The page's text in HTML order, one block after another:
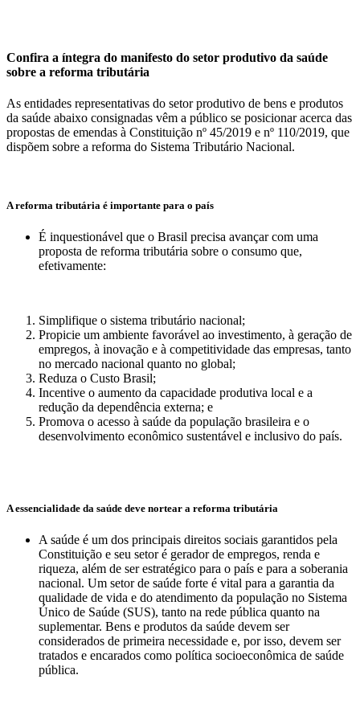
Confira a íntegra do manifesto do setor produtivo da saúde
sobre a reforma tributária
As entidades representativas do setor produtivo de bens e produtos
da saúde abaixo consignadas vêm a público se posicionar acerca das
propostas de emendas à Constituição nº 45/2019 e nº 110/2019, que
dispõem sobre a reforma do Sistema Tributário Nacional.
A reforma tributária é importante para o país
É inquestionável que o Brasil precisa avançar com uma
proposta de reforma tributária sobre o consumo que,
efetivamente:
Simplifique o sistema tributário nacional;
Propicie um ambiente favorável ao investimento, à geração de
empregos, à inovação e à competitividade das empresas, tanto
no mercado nacional quanto no global;
Reduza o Custo Brasil;
Incentive o aumento da capacidade produtiva local e a
redução da dependência externa; e
Promova o acesso à saúde da população brasileira e o
desenvolvimento econômico sustentável e inclusivo do país.
A essencialidade da saúde deve nortear a reforma tributária
A saúde é um dos principais direitos sociais garantidos pela
Constituição e seu setor é gerador de empregos, renda e
riqueza, além de ser estratégico para o país e para a soberania
nacional. Um setor de saúde forte é vital para a garantia da
qualidade de vida e do atendimento da população no Sistema
Único de Saúde (SUS), tanto na rede pública quanto na
suplementar. Bens e produtos da saúde devem ser
considerados de primeira necessidade e, por isso, devem ser
tratados e encarados como política socioeconômica de saúde
pública.